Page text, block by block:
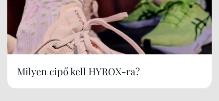
Milyen cipő kell HYROX-ra?